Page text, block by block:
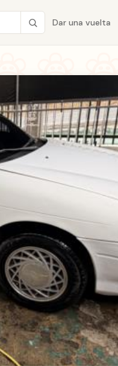
Dar una vuelta